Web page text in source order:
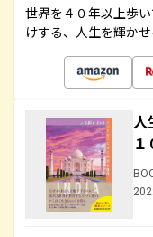
世界を４０年以上歩
けする、人生を輝か
人
１